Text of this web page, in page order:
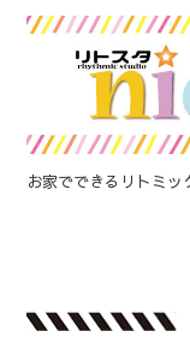
お家でできるリトミ